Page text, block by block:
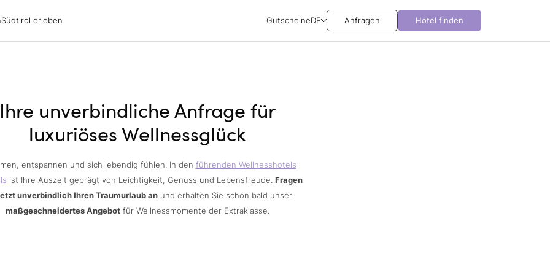
Südtirol erleben GutscheineDE Anfragen Hotel finden
Ihre unverbindliche Anfrage für
luxuriöses Wellnessglück
entspannen und sich lebendig fühlen. In den führenden Wellnesshotels
ist Ihre Auszeit geprägt von Leichtigkeit, Genuss und Lebensfreude. Fragen
unverbindlich Ihren Traumurlaub an und erhalten Sie schon bald unser
maßgeschneidertes Angebot für Wellnessmomente der Extraklasse.